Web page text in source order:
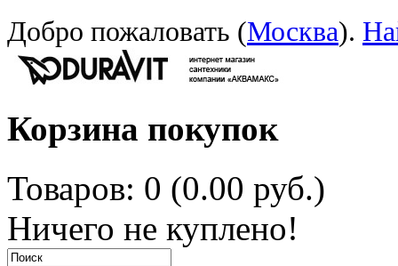
Добро пожаловать (Москва).
Корзина покупок
Товаров: 0 (0.00 руб.)
Ничего не куплено!